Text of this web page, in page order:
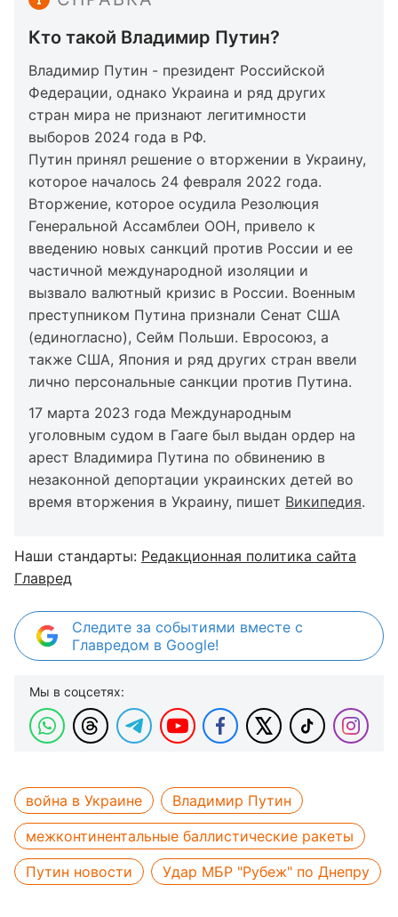
Кто такой Владимир Путин?
Владимир Путин - президент Российской
Федерации, однако Украина и ряд других
стран мира не признают легитимности
выборов 2024 года в РФ.
Путин принял решение о вторжении в Украину,
которое началось 24 февраля 2022 года.
Вторжение, которое осудила Резолюция
Генеральной Ассамблеи ООН, привело к
введению новых санкций против России и ее
частичной международной изоляции и
вызвало валютный кризис в России. Военным
преступником Путина признали Сенат США
(единогласно), Сейм Польши. Евросоюз, а
также США, Япония и ряд других стран ввели
лично персональные санкции против Путина.
17 марта 2023 года Международным
уголовным судом в Гааге был выдан ордер на
арест Владимира Путина по обвинению в
незаконной депортации украинских детей во
время вторжения в Украину, пишет Википедия.
Наши стандарты: Редакционная политика сайта
Главред
Следите за событиями вместе с
Главредом в Google!
Мы в соцсетях:
война в Украине
Владимир Путин
межконтинентальные баллистические ракеты
Путин новости
Удар МБР "Рубеж" по Днепру